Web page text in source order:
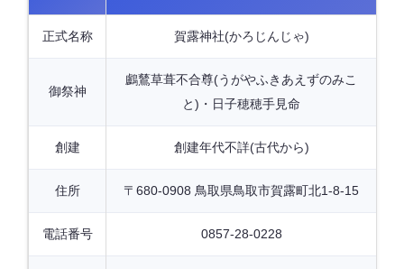
正式名称 賀露神社(かろじんじゃ)
御祭神
鸕鶿草葺不合尊(うがやふきあえずのみこ
と)・日子穂穂手見命
創建 創建年代不詳(古代から)
住所 〒680-0908 鳥取県鳥取市賀露町北1-8-15
電話番号 0857-28-0228